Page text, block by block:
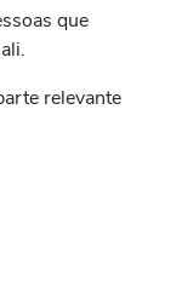
que
relevante